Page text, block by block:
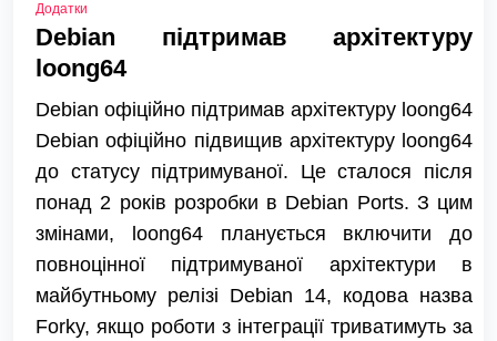
Додатки
Debian підтримав архітектуру
loong64
Debian офіційно підтримав архітектуру loong64
Debian офіційно підвищив архітектуру loong64
до статусу підтримуваної. Це сталося після
понад 2 років розробки в Debian Ports. З цим
змінами, loong64 планується включити до
повноцінної підтримуваної архітектури в
майбутньому релізі Debian 14, кодова назва
Forky, якщо роботи з інтеграції триватимуть за